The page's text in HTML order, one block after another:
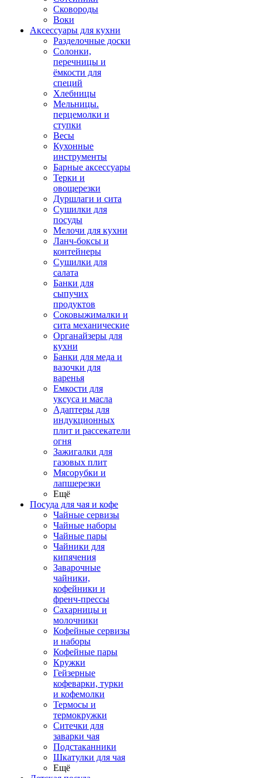
Сковороды
Воки
Аксессуары для кухни
Разделочные доски
Солонки,
перечницы и
ёмкости для
специй
Хлебницы
Мельницы.
перцемолки и
ступки
Весы
Кухонные
инструменты
Барные аксессуары
Терки и
овощерезки
Дуршлаги и сита
Сушилки для
посуды
Мелочи для кухни
Ланч-боксы и
контейнеры
Сушилки для
салата
Банки для
сыпучих
продуктов
Соковыжималки и
сита механические
Органайзеры для
кухни
Банки для меда и
вазочки для
варенья
Емкости для
уксуса и масла
Адаптеры для
индукционных
плит и рассекатели
огня
Зажигалки для
газовых плит
Мясорубки и
лапшерезки
Ещё
Посуда для чая и кофе
Чайные сервизы
Чайные наборы
Чайные пары
Чайники для
кипячения
Заварочные
чайники,
кофейники и
френч-прессы
Сахарницы и
молочники
Кофейные сервизы
и наборы
Кофейные пары
Кружки
Гейзерные
кофеварки, турки
и кофемолки
Термосы и
термокружки
Ситечки для
заварки чая
Подстаканники
Шкатулки для чая
Ещё